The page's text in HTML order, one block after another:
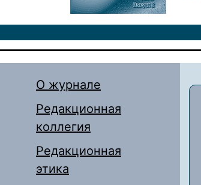
О журнале
Редакционная
коллегия
Редакционная
этика